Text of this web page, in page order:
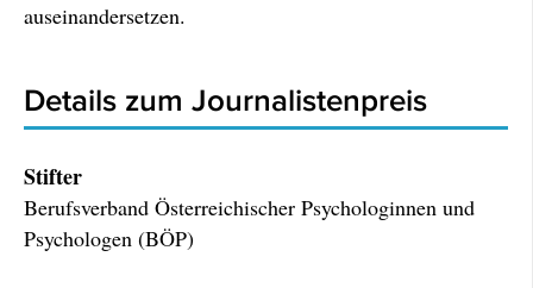
auseinandersetzen.
Details zum Journalistenpreis
Stifter
Berufsverband Österreichischer Psychologinnen und
Psychologen (BÖP)